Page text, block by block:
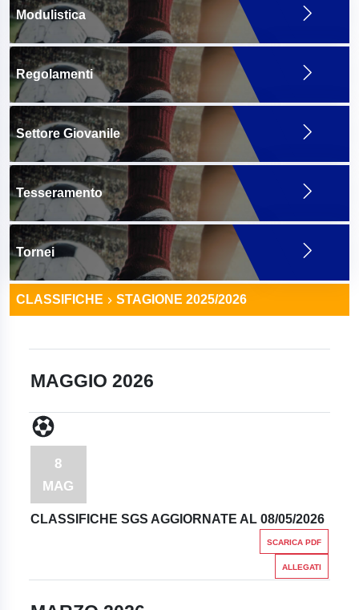
Modulistica
Regolamenti
Settore Giovanile
Tesseramento
Tornei
CLASSIFICHE STAGIONE 2025/2026
MAGGIO 2026
8
MAG
CLASSIFICHE SGS AGGIORNATE AL 08/05/2026
SCARICA PDF
ALLEGATI